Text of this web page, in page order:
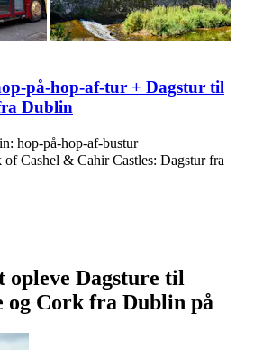
på-hop-af-tur + Dagstur til
Dublin
hop-på-hop-af-bustur
Cashel & Cahir Castles: Dagstur fra
opleve Dagsture til
og Cork fra Dublin på